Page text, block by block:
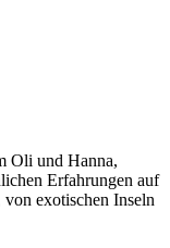
Oli und Hanna,
Erfahrungen auf
exotischen Inseln